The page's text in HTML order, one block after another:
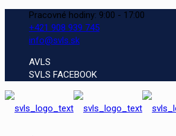
Pracovné hodiny: 9:00 - 17:00
+421 908 939 745
info@svls.sk
AVLS
SVLS FACEBOOK